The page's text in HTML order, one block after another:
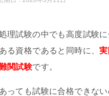
理試験の中でも高度試験
る資格であると同時に、
関試験です。
っても試験に合格できな